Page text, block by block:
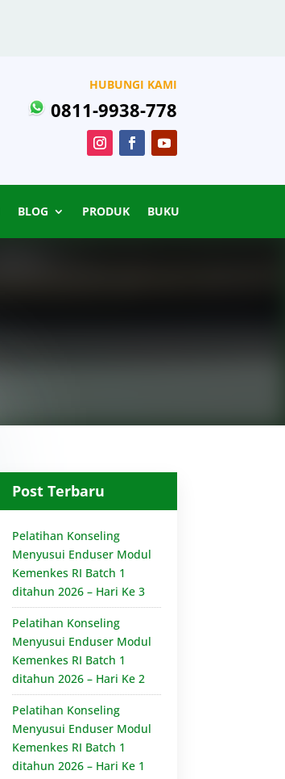
HUBUNGI KAMI
0811-9938-778
BLOG PRODUK BUKU
Post Terbaru
Pelatihan Konseling
Menyusui Enduser Modul
Kemenkes RI Batch 1
ditahun 2026 – Hari Ke 3
Pelatihan Konseling
Menyusui Enduser Modul
Kemenkes RI Batch 1
ditahun 2026 – Hari Ke 2
Pelatihan Konseling
Menyusui Enduser Modul
Kemenkes RI Batch 1
ditahun 2026 – Hari Ke 1